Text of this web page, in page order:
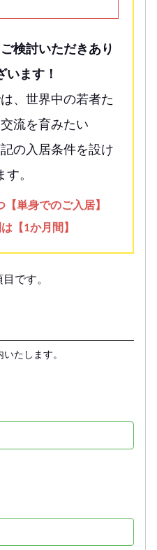
検討いただきあり
います！
、世界中の若者た
流を育みたい
の入居条件を設け
。
単身でのご入居】
【1か月間】
です。
たします。